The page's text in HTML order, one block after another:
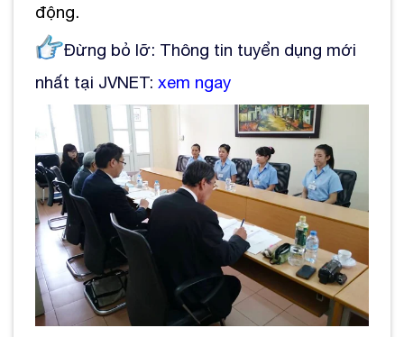
động.
Đừng bỏ lỡ: Thông tin tuyển dụng mới
nhất tại JVNET: xem ngay